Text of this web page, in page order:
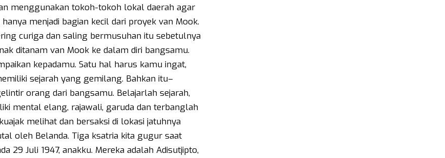
menggunakan tokoh-tokoh lokal daerah agar
menjadi bagian kecil dari proyek van Mook.
curiga dan saling bermusuhan itu sebetulnya
ditanam van Mook ke dalam diri bangsamu.
kepadamu. Satu hal harus kamu ingat,
sejarah yang gemilang. Bahkan itu–
orang dari bangsamu. Belajarlah sejarah,
mental elang, rajawali, garuda dan terbanglah
melihat dan bersaksi di lokasi jatuhnya
oleh Belanda. Tiga ksatria kita gugur saat
29 Juli 1947, anakku. Mereka adalah Adisutjipto,